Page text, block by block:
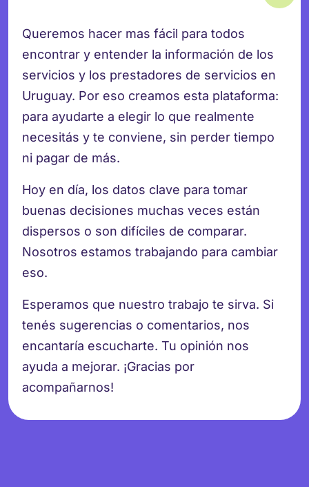
Queremos hacer mas fácil para todos
encontrar y entender la información de los
servicios y los prestadores de servicios en
Uruguay. Por eso creamos esta plataforma:
para ayudarte a elegir lo que realmente
necesitás y te conviene, sin perder tiempo
ni pagar de más.
Hoy en día, los datos clave para tomar
buenas decisiones muchas veces están
dispersos o son difíciles de comparar.
Nosotros estamos trabajando para cambiar
eso.
Esperamos que nuestro trabajo te sirva. Si
tenés sugerencias o comentarios, nos
encantaría escucharte. Tu opinión nos
ayuda a mejorar. ¡Gracias por
acompañarnos!